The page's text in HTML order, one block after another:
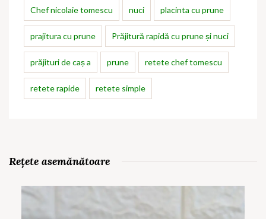
Chef nicolaie tomescu nuci placinta cu prune
prajitura cu prune Prăjitură rapidă cu prune și nuci
prăjituri de caș a prune retete chef tomescu
retete rapide retete simple
Rețete asemănătoare